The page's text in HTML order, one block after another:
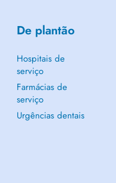
De plantão
Hospitais de
serviço
Farmácias de
serviço
Urgências dentais